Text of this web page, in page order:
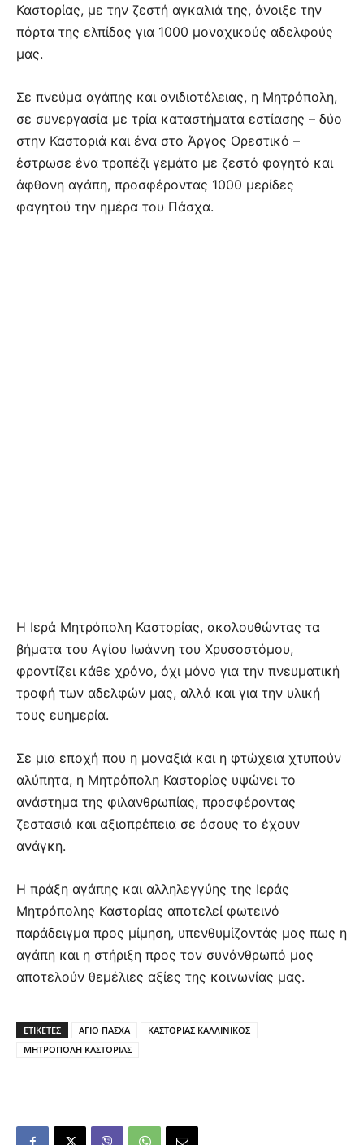
Καστορίας, με την ζεστή αγκαλιά της, άνοιξε την
πόρτα της ελπίδας για 1000 μοναχικούς αδελφούς
μας.
Σε πνεύμα αγάπης και ανιδιοτέλειας, η Μητρόπολη,
σε συνεργασία με τρία καταστήματα εστίασης – δύο
στην Καστοριά και ένα στο Άργος Ορεστικό –
έστρωσε ένα τραπέζι γεμάτο με ζεστό φαγητό και
άφθονη αγάπη, προσφέροντας 1000 μερίδες
φαγητού την ημέρα του Πάσχα.
Η Ιερά Μητρόπολη Καστορίας, ακολουθώντας τα
βήματα του Αγίου Ιωάννη του Χρυσοστόμου,
φροντίζει κάθε χρόνο, όχι μόνο για την πνευματική
τροφή των αδελφών μας, αλλά και για την υλική
τους ευημερία.
Σε μια εποχή που η μοναξιά και η φτώχεια χτυπούν
αλύπητα, η Μητρόπολη Καστορίας υψώνει το
ανάστημα της φιλανθρωπίας, προσφέροντας
ζεστασιά και αξιοπρέπεια σε όσους το έχουν
ανάγκη.
Η πράξη αγάπης και αλληλεγγύης της Ιεράς
Μητρόπολης Καστορίας αποτελεί φωτεινό
παράδειγμα προς μίμηση, υπενθυμίζοντάς μας πως η
αγάπη και η στήριξη προς τον συνάνθρωπό μας
αποτελούν θεμέλιες αξίες της κοινωνίας μας.
ΕΤΙΚΕΤΕΣ ΑΓΙΟ ΠΑΣΧΑ
ΚΑΣΤΟΡΙΑΣ ΚΑΛΛΙΝΙΚΟΣ
ΜΗΤΡΟΠΟΛΗ ΚΑΣΤΟΡΙΑΣ